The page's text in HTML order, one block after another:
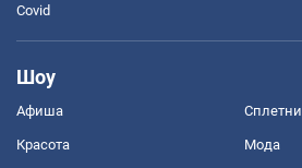
Covid
Шоу
Афиша Сплетни
Красота Мода